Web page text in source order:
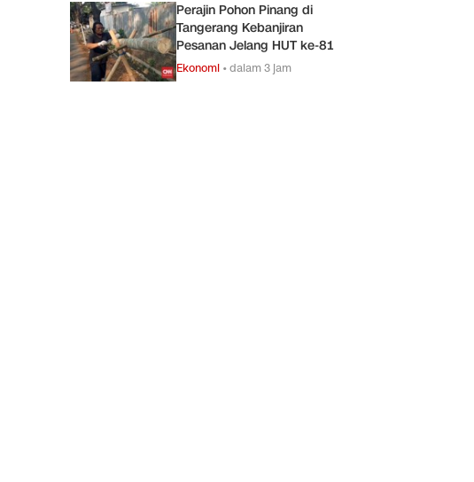
Perajin Pohon Pinang di
Tangerang Kebanjiran
Pesanan Jelang HUT ke-81
Ekonomi •dalam 3 jam